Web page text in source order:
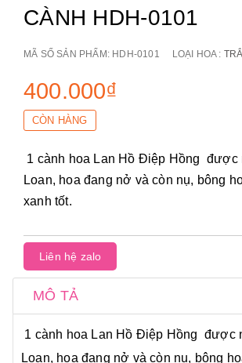
CÀNH HDH-0101
MÃ SỐ SẢN PHẨM: HDH-0101 LOẠI HOA :
400.000₫
CÒN HÀNG
1 cành hoa Lan Hồ Điệp Hồng được
Loan, hoa đang nở và còn nụ, bông
xanh tốt.
Liên hệ zalo
MÔ TẢ
1 cành hoa Lan Hồ Điệp Hồng được
Loan, hoa đang nở và còn nụ, bông